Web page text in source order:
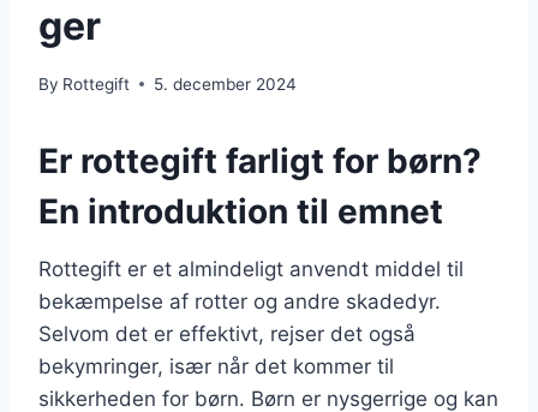
ger
By Rottegift 5. december 2024
Er rottegift farligt for børn?
En introduktion til emnet
Rottegift er et almindeligt anvendt middel til
bekæmpelse af rotter og andre skadedyr.
Selvom det er effektivt, rejser det også
bekymringer, især når det kommer til
sikkerheden for børn. Børn er nysgerrige og kan